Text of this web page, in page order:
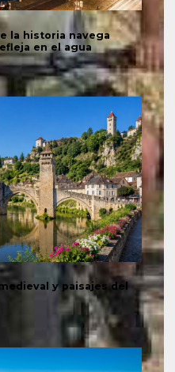
la historia navega
en el agua
y paisajes del